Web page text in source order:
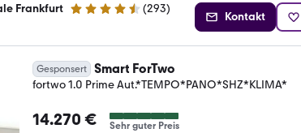
Frankfurt 4.6 Sterne (293)
Kontakt
Gesponsert Smart ForTwo
fortwo 1.0 Prime Aut.*TEMPO*PANO*SHZ*KLIMA*
14.270 € Sehr guter Preis